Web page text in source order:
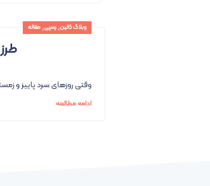
وبلاگ کالین,رسپی,مقاله
وقتی روزهای سرد پاییز و
ادامه مطالعه